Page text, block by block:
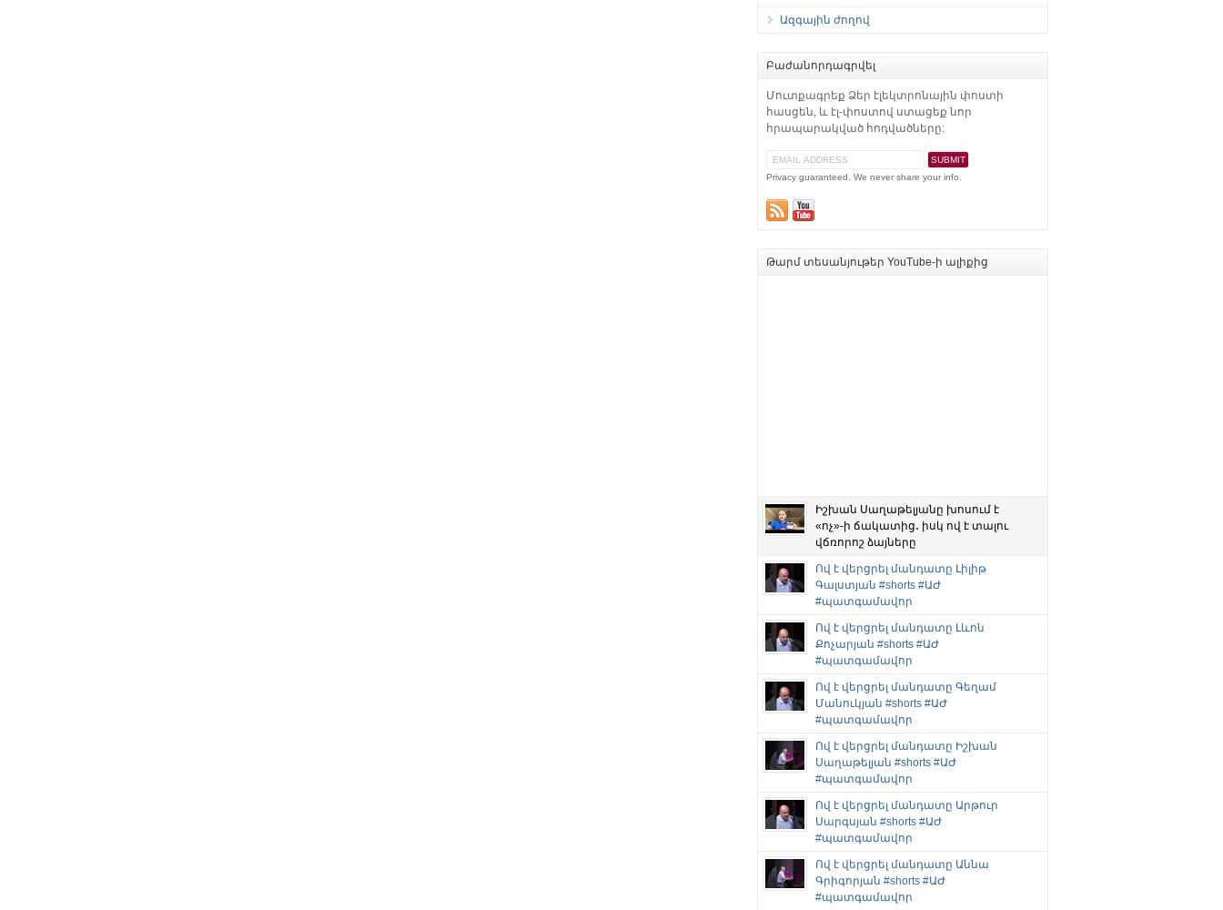
Ազգային ժողով
Բաժանորդագրվել
Մուտքագրեք Ձեր էլեկտրոնային փոստի
հասցեն, և էլ-փոստով ստացեք նոր
հրապարակված հոդվածները:
Privacy guaranteed. We never share your info.
Թարմ տեսանյութեր YouTube-ի ալիքից
Իշխան Սաղաթելյանը խոսում է
«ոչ»-ի ճակատից․ իսկ ով է տալու
վճռորոշ ձայները
Ով է վերցրել մանդատը Լիլիթ
Գալստյան #shorts #ԱԺ
#պատգամավոր
Ով է վերցրել մանդատը Լևոն
Քոչարյան #shorts #ԱԺ
#պատգամավոր
Ով է վերցրել մանդատը Գեղամ
Մանուկյան #shorts #ԱԺ
#պատգամավոր
Ով է վերցրել մանդատը Իշխան
Սաղաթելյան #shorts #ԱԺ
#պատգամավոր
Ով է վերցրել մանդատը Արթուր
Սարգսյան #shorts #ԱԺ
#պատգամավոր
Ով է վերցրել մանդատը Աննա
Գրիգորյան #shorts #ԱԺ
#պատգամավոր